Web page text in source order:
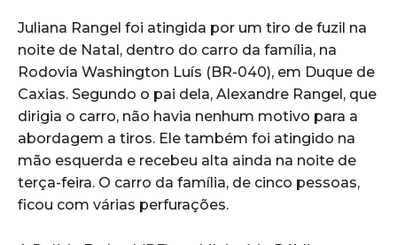
Juliana Rangel foi atingida por um tiro de fuzil na
noite de Natal, dentro do carro da família, na
Rodovia Washington Luís (BR-040), em Duque de
Caxias. Segundo o pai dela, Alexandre Rangel, que
dirigia o carro, não havia nenhum motivo para a
abordagem a tiros. Ele também foi atingido na
mão esquerda e recebeu alta ainda na noite de
terça-feira. O carro da família, de cinco pessoas,
ficou com várias perfurações.